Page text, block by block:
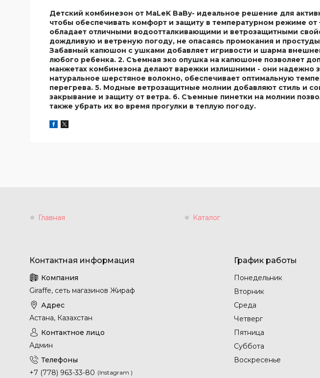
Детский комбинезон от MaLeK BaBy- идеальное решение для
чтобы обеспечивать комфорт и защиту в температурном режиме
обладает отличными водоотталкивающими и ветрозащитными
дождливую и ветреную погоду, не опасаясь промокания и
Забавный капюшон с ушками добавляет игривости и шарма
любого ребенка. 2. Съемная эко опушка на капюшоне позволяет
манжетах комбинезона делают варежки излишними - они
натуральное шерстяное волокно, обеспечивает оптимальную
перегрева. 5. Модные ветрозащитные молнии добавляют стиль и
закрывание и защиту от ветра. 6. Съемные пинетки на молнии
также убрать их во время прогулки в теплую погоду.
Главная Каталог
Giraffe, сеть магазинов Жираф
Астана, Казахстан
Админ
+7 (778) 963-33-80
Instagram
График работы
Понедельник
Вторник
Среда
Четверг
Пятница
Суббота
Воскресенье